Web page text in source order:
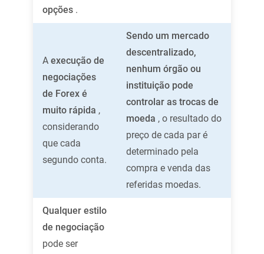
opções .
A execução de
negociações
de Forex é
muito rápida ,
considerando
que cada
segundo conta.
Sendo um mercado
descentralizado,
nenhum órgão ou
instituição pode
controlar as trocas de
moeda , o resultado do
preço de cada par é
determinado pela
compra e venda das
referidas moedas.
Qualquer estilo
de negociação
pode ser